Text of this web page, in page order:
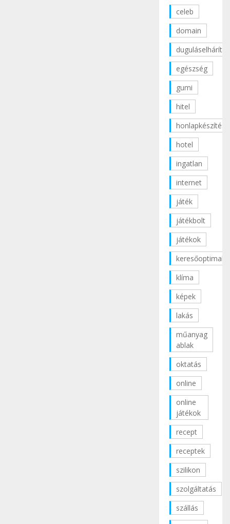
celeb
domain
duguláselhárítás
egészség
gumi
hitel
honlapkészítés
hotel
ingatlan
internet
játék
játékbolt
játékok
klíma
képek
lakás
műanyag
ablak
oktatás
online
online
játékok
recept
receptek
szilikon
szolgáltatás
szállás